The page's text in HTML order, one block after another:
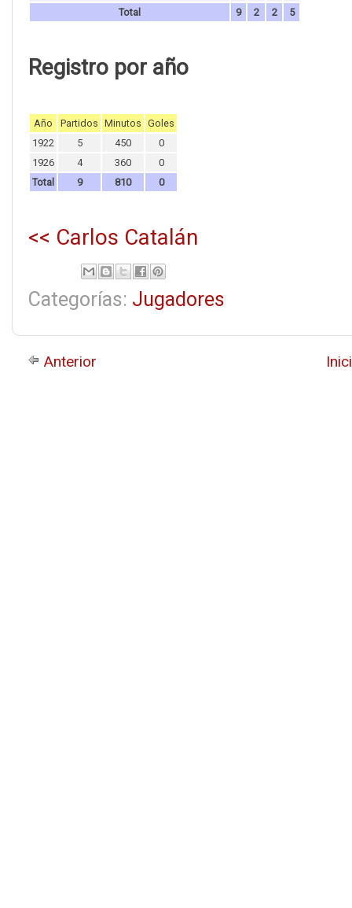
Total
9 2 2 5
Registro por año
Año Partidos Minutos Goles
1922
5 450
0
1926
4 360
0
Total
9 810 0
<< Carlos Catalán
Categorías: Jugadores
Anterior